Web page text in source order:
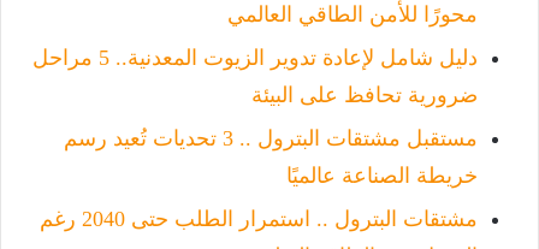
محورًا للأمن الطاقي العالمي
دليل شامل لإعادة تدوير الزيوت المعدنية.. 5 مراحل
ضرورية تحافظ على البيئة
مستقبل مشتقات البترول .. 3 تحديات تُعيد رسم
خريطة الصناعة عالميًا
مشتقات البترول .. استمرار الطلب حتى 2040 رغم